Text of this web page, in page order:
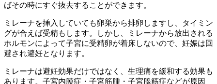
ばその時にすぐ抜去することができます。
ミレーナを挿入していても卵巣から排卵しますし、タイミン
グが合えば受精もします。しかし、ミレーナから放出される
ホルモンによって子宮に受精卵が着床しないので、妊娠は回
避され避妊となります。
ミレーナは避妊効果だけではなく、生理痛を緩和する効果も
あります。子宮内膜症・子宮筋腫・子宮腺筋症などが原因